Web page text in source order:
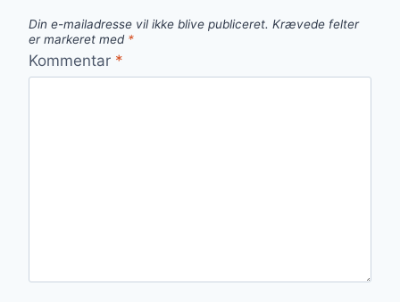
Din e-mailadresse vil ikke blive publiceret. Krævede felter
er markeret med *
Kommentar *